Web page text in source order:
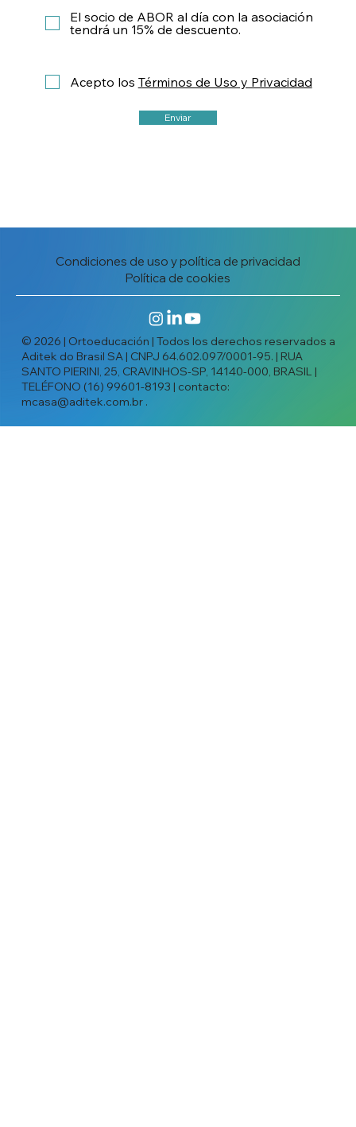
El socio de ABOR al día con la asociación
tendrá un 15% de descuento.
Acepto los Términos de Uso y Privacidad
Enviar
Política de cookies
Condiciones de uso y política de privacidad
© 2026 | Ortoeducación | Todos los derechos reservados a
Aditek do Brasil SA | CNPJ 64.602.097/0001-95. | RUA
SANTO PIERINI, 25, CRAVINHOS-SP, 14140-000, BRASIL |
TELÉFONO (16) 99601-8193 | contacto:
mcasa@aditek.com.br .